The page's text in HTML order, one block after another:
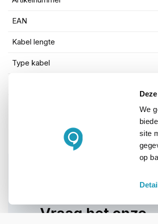
We
site
op
EAN
Kabel lengte
Type kabel
Vraag het onze